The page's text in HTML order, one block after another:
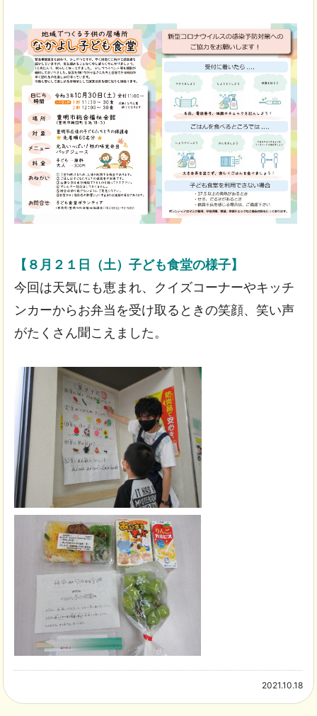
【８月２１日（土）子ども食堂の様子】
今回は天気にも恵まれ、クイズコーナーやキッチ
ンカーからお弁当を受け取るときの笑顔、笑い声
がたくさん聞こえました。
2021.10.18